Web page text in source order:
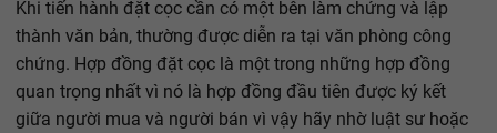
Khi tiến hành đặt cọc cần có một bên làm chứng và lập
thành văn bản, thường được diễn ra tại văn phòng công
chứng. Hợp đồng đặt cọc là một trong những hợp đồng
quan trọng nhất vì nó là hợp đồng đầu tiên được ký kết
giữa người mua và người bán vì vậy hãy nhờ luật sư hoặc